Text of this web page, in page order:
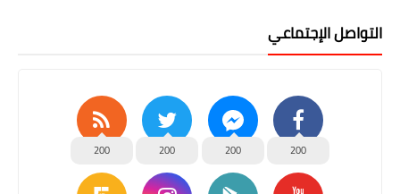
التواصل الإجتماعي
200
200
200
200